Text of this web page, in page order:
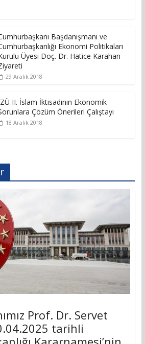
Başdanışmanı ve
Ekonomi Politikaları
Üyesi Doç. Dr. Hatice Karahan
29 Aralık 2018
II. İslam İktisadının Ekonomik
Çözüm Önerileri Çalıştayı
18 Aralık 2018
Prof. Dr. Servet
tarihli